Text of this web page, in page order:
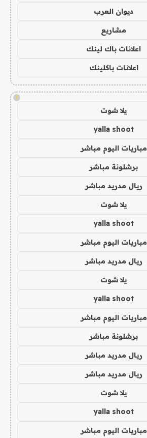
ديوان العرب
مشاريع
اعلانات باك لينك
اعلانات باكلينك
!
يلا شوت
yalla shoot
مباريات اليوم مباشر
برشلونة مباشر
ريال مدريد مباشر
يلا شوت
yalla shoot
مباريات اليوم مباشر
ريال مدريد مباشر
يلا شوت
yalla shoot
مباريات اليوم مباشر
برشلونة مباشر
ريال مدريد مباشر
ريال مدريد مباشر
يلا شوت
yalla shoot
مباريات اليوم مباشر